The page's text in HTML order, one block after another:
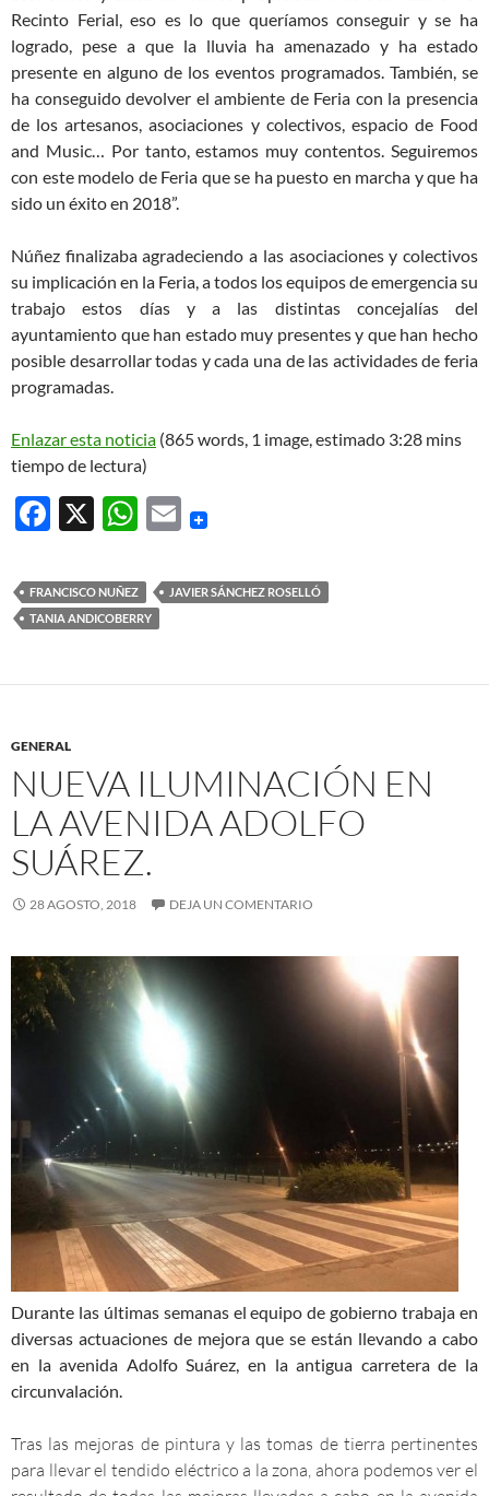
Recinto Ferial, eso es lo que queríamos conseguir y se ha
logrado, pese a que la lluvia ha amenazado y ha estado
presente en alguno de los eventos programados. También, se
ha conseguido devolver el ambiente de Feria con la presencia
de los artesanos, asociaciones y colectivos, espacio de Food
and Music… Por tanto, estamos muy contentos. Seguiremos
con este modelo de Feria que se ha puesto en marcha y que ha
sido un éxito en 2018”.
Núñez finalizaba agradeciendo a las asociaciones y colectivos
su implicación en la Feria, a todos los equipos de emergencia su
trabajo estos días y a las distintas concejalías del
ayuntamiento que han estado muy presentes y que han hecho
posible desarrollar todas y cada una de las actividades de feria
programadas.
Enlazar esta noticia (865 words, 1 image, estimado 3:28 mins
tiempo de lectura)
F
e
b
o
X
W
at
s
p
E
ail
FRANCISCO NUÑEZ
JAVIER SÁNCHEZ ROSELLÓ
TANIA ANDICOBERRY
GENERAL
NUEVA ILUMINACIÓN EN
LA AVENIDA ADOLFO
SUÁREZ.
28 AGOSTO, 2018 DEJA UN COMENTARIO
Durante las últimas semanas el equipo de gobierno trabaja en
diversas actuaciones de mejora que se están llevando a cabo
en la avenida Adolfo Suárez, en la antigua carretera de la
circunvalación.
Tras las mejoras de pintura y las tomas de tierra pertinentes
para llevar el tendido eléctrico a la zona, ahora podemos ver el